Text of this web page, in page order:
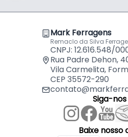
Mark Ferragens
Remaclo da Silva
CNPJ: 12.616.548/
Rua Padre Dehon,
Vila Carmelita,
CEP 35572-290
Siga-nos
Baixe nosso